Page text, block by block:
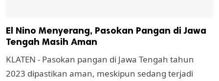
El Nino Menyerang, Pasokan Pangan di Jawa
Tengah Masih Aman
KLATEN - Pasokan pangan di Jawa Tengah tahun
2023 dipastikan aman, meskipun sedang terjadi